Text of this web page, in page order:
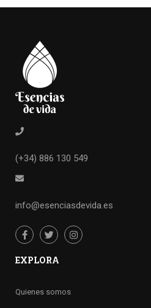
(+34) 886 130 549
info@esenciasdevida.es
EXPLORA
Quienes somos